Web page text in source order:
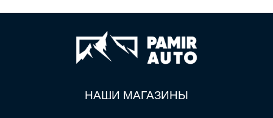
НАШИ МАГАЗИНЫ